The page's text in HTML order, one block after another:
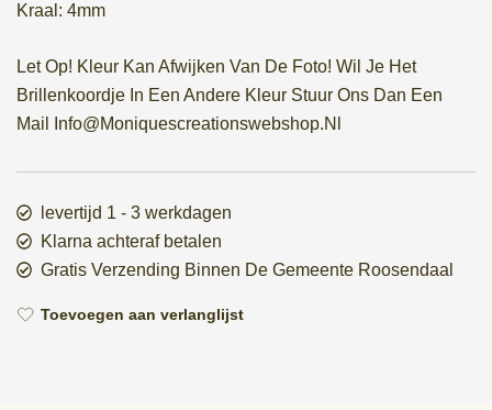
Kraal: 4mm
Let Op! Kleur Kan Afwijken Van De Foto! Wil Je Het
Brillenkoordje In Een Andere Kleur Stuur Ons Dan Een
Mail Info@Moniquescreationswebshop.Nl
levertijd 1 - 3 werkdagen
Klarna achteraf betalen
Gratis Verzending Binnen De Gemeente Roosendaal
Toevoegen aan verlanglijst